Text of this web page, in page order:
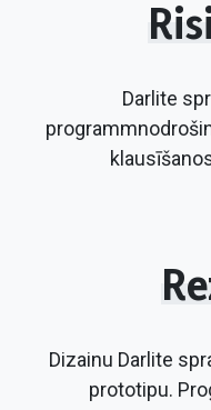
Darlite
Dizainu Darlite
prototipu.